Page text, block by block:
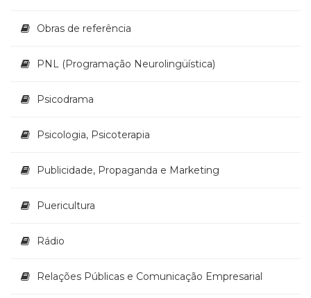
Obras de referência
PNL (Programação Neurolingüística)
Psicodrama
Psicologia, Psicoterapia
Publicidade, Propaganda e Marketing
Puericultura
Rádio
Relações Públicas e Comunicação Empresarial